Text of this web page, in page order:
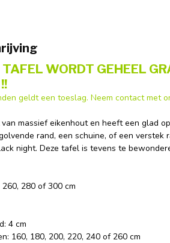
WORDT GEHEEL
!!
geldt een toeslag. Neem contact met
massief eikenhout en heeft een glad
rand, een schuine, of een
night. Deze tafel is tevens te
280 of 300 cm
4 cm
160, 180, 200, 220, 240 of 260 cm